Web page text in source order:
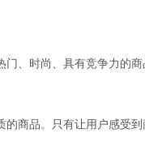
门、时尚、具有竞争力的
商品。只有让用户感受